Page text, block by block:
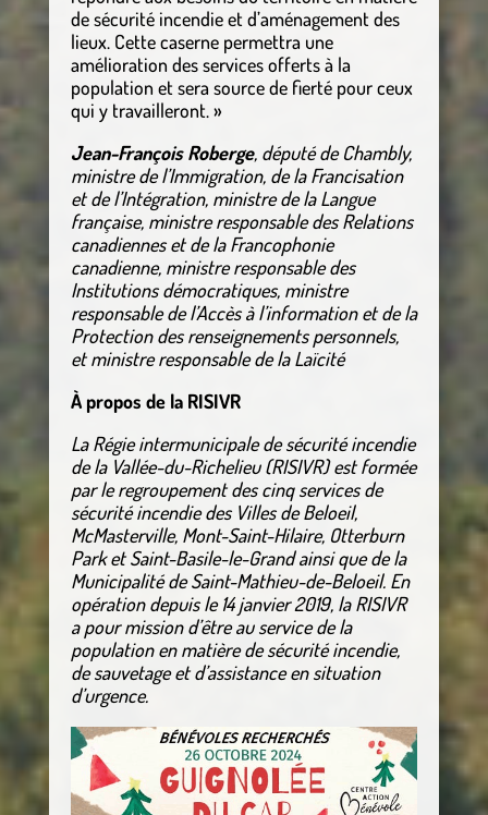
de sécurité incendie et d’aménagement des
lieux. Cette caserne permettra une
amélioration des services offerts à la
population et sera source de fierté pour ceux
qui y travailleront. »
Jean-François Roberge, député de Chambly,
ministre de l’Immigration, de la Francisation
et de l’Intégration, ministre de la Langue
française, ministre responsable des Relations
canadiennes et de la Francophonie
canadienne, ministre responsable des
Institutions démocratiques, ministre
responsable de l’Accès à l’information et de la
Protection des renseignements personnels,
et ministre responsable de la Laïcité
À propos de la RISIVR
La Régie intermunicipale de sécurité incendie
de la Vallée-du-Richelieu (RISIVR) est formée
par le regroupement des cinq services de
sécurité incendie des Villes de Beloeil,
McMasterville, Mont-Saint-Hilaire, Otterburn
Park et Saint-Basile-le-Grand ainsi que de la
Municipalité de Saint-Mathieu-de-Beloeil. En
opération depuis le 14 janvier 2019, la RISIVR
a pour mission d’être au service de la
population en matière de sécurité incendie,
de sauvetage et d’assistance en situation
d’urgence.